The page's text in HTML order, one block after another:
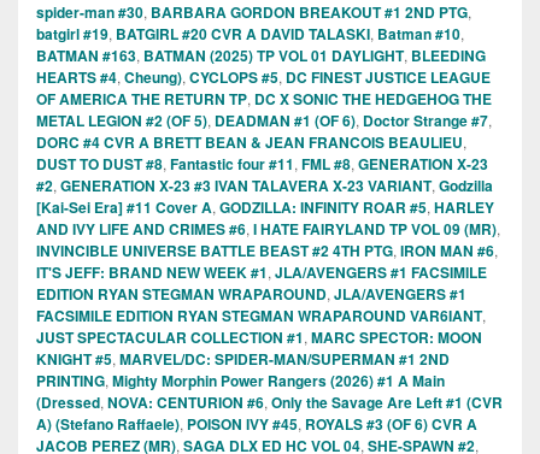
spider-man #30, BARBARA GORDON BREAKOUT #1 2ND PTG,
batgirl #19, BATGIRL #20 CVR A DAVID TALASKI, Batman #10,
BATMAN #163, BATMAN (2025) TP VOL 01 DAYLIGHT, BLEEDING
HEARTS #4, Cheung), CYCLOPS #5, DC FINEST JUSTICE LEAGUE
OF AMERICA THE RETURN TP, DC X SONIC THE HEDGEHOG THE
METAL LEGION #2 (OF 5), DEADMAN #1 (OF 6), Doctor Strange #7,
DORC #4 CVR A BRETT BEAN & JEAN FRANCOIS BEAULIEU,
DUST TO DUST #8, Fantastic four #11, FML #8, GENERATION X-23
#2, GENERATION X-23 #3 IVAN TALAVERA X-23 VARIANT, Godzilla
[Kai-Sei Era] #11 Cover A, GODZILLA: INFINITY ROAR #5, HARLEY
AND IVY LIFE AND CRIMES #6, I HATE FAIRYLAND TP VOL 09 (MR),
INVINCIBLE UNIVERSE BATTLE BEAST #2 4TH PTG, IRON MAN #6,
IT'S JEFF: BRAND NEW WEEK #1, JLA/AVENGERS #1 FACSIMILE
EDITION RYAN STEGMAN WRAPAROUND, JLA/AVENGERS #1
FACSIMILE EDITION RYAN STEGMAN WRAPAROUND VAR6IANT,
JUST SPECTACULAR COLLECTION #1, MARC SPECTOR: MOON
KNIGHT #5, MARVEL/DC: SPIDER-MAN/SUPERMAN #1 2ND
PRINTING, Mighty Morphin Power Rangers (2026) #1 A Main
(Dressed, NOVA: CENTURION #6, Only the Savage Are Left #1 (CVR
A) (Stefano Raffaele), POISON IVY #45, ROYALS #3 (OF 6) CVR A
JACOB PEREZ (MR), SAGA DLX ED HC VOL 04, SHE-SPAWN #2,